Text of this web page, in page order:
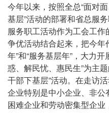
今年以来，按照全总“面对
基层”活动的部署和省总服
服务职工活动作为工会工
争优活动结合起来，把今年
年”和“服务基层年”，大力
惑、解民忧、惠民生”为主
干部下基层”活动。在走访
企业特别是中小企业、非
困难企业和劳动密集型企